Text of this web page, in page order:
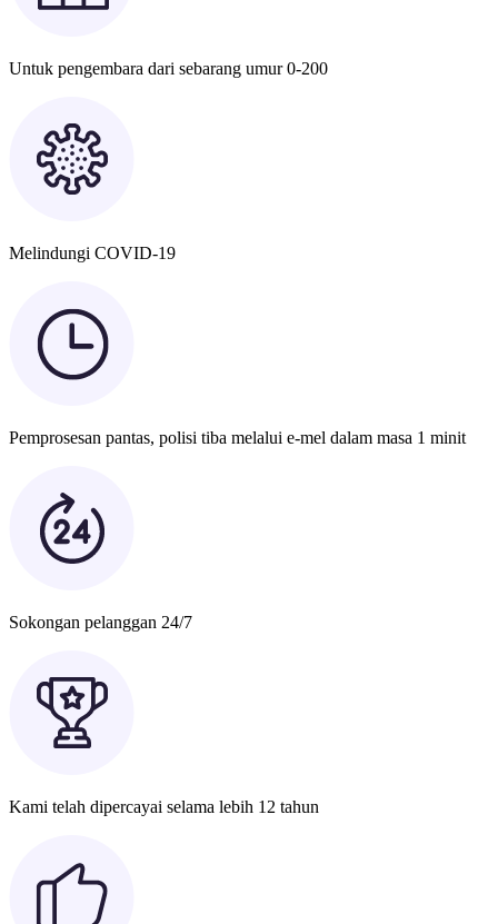
Untuk pengembara dari sebarang umur 0-200
Melindungi COVID-19
Pemprosesan pantas, polisi tiba melalui e-mel dalam masa 1 minit
Sokongan pelanggan 24/7
Kami telah dipercayai selama lebih 12 tahun